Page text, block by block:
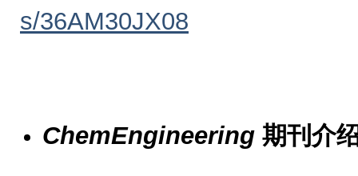
s/36AM30JX08
ChemEngineering 期刊介